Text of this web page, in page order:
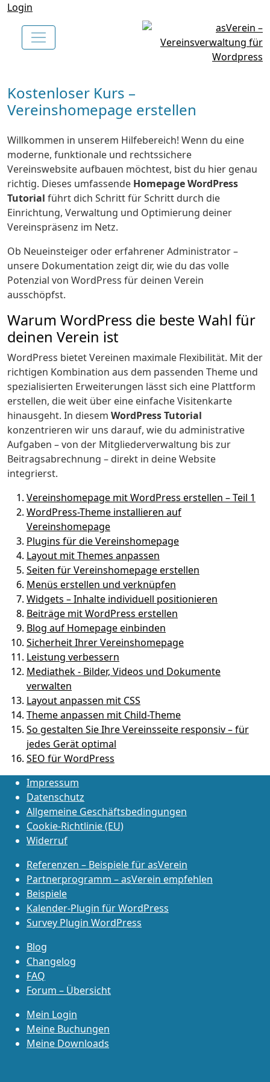
Login
Kostenloser Kurs –
Vereinshomepage erstellen
Willkommen in unserem Hilfebereich! Wenn du eine
moderne, funktionale und rechtssichere
Vereinswebsite aufbauen möchtest, bist du hier genau
richtig. Dieses umfassende Homepage WordPress
Tutorial führt dich Schritt für Schritt durch die
Einrichtung, Verwaltung und Optimierung deiner
Vereinspräsenz im Netz.
Ob Neueinsteiger oder erfahrener Administrator –
unsere Dokumentation zeigt dir, wie du das volle
Potenzial von WordPress für deinen Verein
ausschöpfst.
Warum WordPress die beste Wahl für
deinen Verein ist
WordPress bietet Vereinen maximale Flexibilität. Mit der
richtigen Kombination aus dem passenden Theme und
spezialisierten Erweiterungen lässt sich eine Plattform
erstellen, die weit über eine einfache Visitenkarte
hinausgeht. In diesem WordPress Tutorial
konzentrieren wir uns darauf, wie du administrative
Aufgaben – von der Mitgliederverwaltung bis zur
Beitragsabrechnung – direkt in deine Website
integrierst.
Vereinshomepage mit WordPress erstellen – Teil 1
WordPress-Theme installieren auf
Vereinshomepage
Plugins für die Vereinshomepage
Layout mit Themes anpassen
Seiten für Vereinshomepage erstellen
Menüs erstellen und verknüpfen
Widgets – Inhalte individuell positionieren
Beiträge mit WordPress erstellen
Blog auf Homepage einbinden
Sicherheit Ihrer Vereinshomepage
Leistung verbessern
Mediathek - Bilder, Videos und Dokumente
verwalten
Layout anpassen mit CSS
Theme anpassen mit Child-Theme
So gestalten Sie Ihre Vereinsseite responsiv – für
jedes Gerät optimal
SEO für WordPress
Impressum
Datenschutz
Allgemeine Geschäftsbedingungen
Cookie-Richtlinie (EU)
Widerruf
Referenzen – Beispiele für asVerein
Partnerprogramm – asVerein empfehlen
Beispiele
Kalender-Plugin für WordPress
Survey Plugin WordPress
Blog
Changelog
FAQ
Forum – Übersicht
Mein Login
Meine Buchungen
Meine Downloads